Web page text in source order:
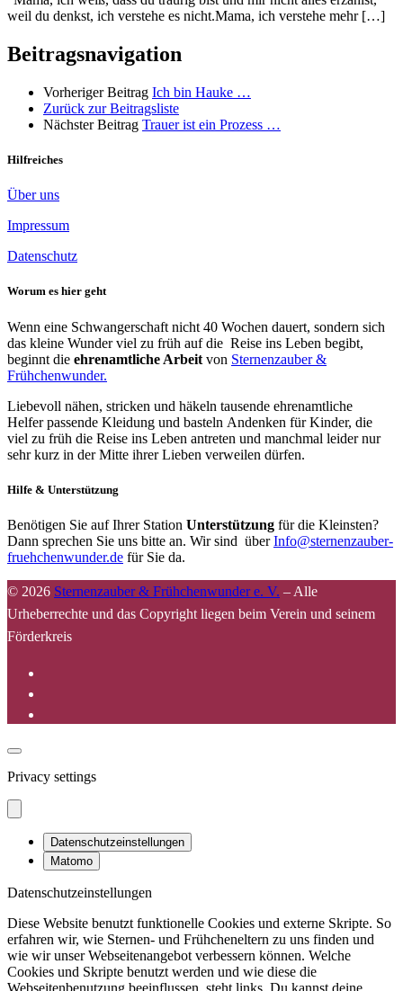
weil du denkst, ich verstehe es nicht.Mama, ich verstehe mehr […]
Beitragsnavigation
Vorheriger Beitrag Ich bin Hauke …
Zurück zur Beitragsliste
Nächster Beitrag Trauer ist ein Prozess …
Hilfreiches
Über uns
Impressum
Datenschutz
Worum es hier geht
Wenn eine Schwangerschaft nicht 40 Wochen dauert, sondern sich
das kleine Wunder viel zu früh auf die Reise ins Leben begibt,
beginnt die ehrenamtliche Arbeit von Sternenzauber &
Frühchenwunder.
Liebevoll nähen, stricken und häkeln tausende ehrenamtliche
Helfer passende Kleidung und basteln Andenken für Kinder, die
viel zu früh die Reise ins Leben antreten und manchmal leider nur
sehr kurz in der Mitte ihrer Lieben verweilen dürfen.
Hilfe & Unterstützung
Benötigen Sie auf Ihrer Station Unterstützung für die Kleinsten?
Dann sprechen Sie uns bitte an. Wir sind überInfo@sternenzauber-
fruehchenwunder.de für Sie da.
© 2026 Sternenzauber & Frühchenwunder e. V. – Alle
Urheberrechte und das Copyright liegen beim Verein und seinem
Förderkreis
Privacy settings
Datenschutzeinstellungen
Matomo
Datenschutzeinstellungen
Diese Website benutzt funktionelle Cookies und externe Skripte. So
erfahren wir, wie Sternen- und Frühcheneltern zu uns finden und
wie wir unser Webseitenangebot verbessern können. Welche
Cookies und Skripte benutzt werden und wie diese die
Webseitenbenutzung beeinflussen, steht links. Du kannst deine